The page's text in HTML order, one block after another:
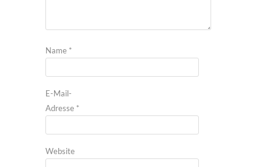
Name *
E-Mail-
Adresse *
Website